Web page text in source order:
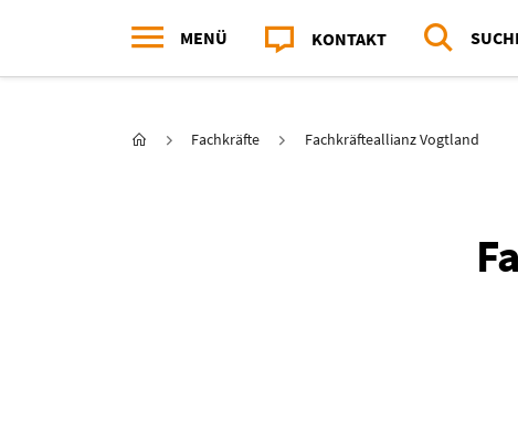
MENÜ KONTAKT
Sie sind hier:
StartseiteFachkräfte Fachkräfteallianz Vogtland